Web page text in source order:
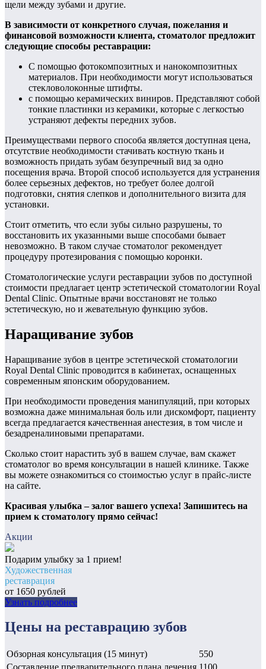
щели между зубами и другие.
В зависимости от конкретного случая, пожелания и
финансовой возможности клиента, стоматолог предложит
следующие способы реставрации:
С помощью фотокомпозитных и нанокомпозитных
материалов. При необходимости могут использоваться
стекловолоконные штифты.
с помощью керамических виниров. Представляют собой
тонкие пластинки из керамики, которые с легкостью
устраняют дефекты передних зубов.
Преимуществами первого способа является доступная цена,
отсутствие необходимости стачивать костную ткань и
возможность придать зубам безупречный вид за одно
посещения врача. Второй способ используется для устранения
более серьезных дефектов, но требует более долгой
подготовки, снятия слепков и дополнительного визита для
установки.
Стоит отметить, что если зубы сильно разрушены, то
восстановить их указанными выше способами бывает
невозможно. В таком случае стоматолог рекомендует
процедуру протезирования с помощью коронки.
Стоматологические услуги реставрации зубов по доступной
стоимости предлагает центр эстетической стоматологии Royal
Dental Clinic. Опытные врачи восстановят не только
эстетическую, но и жевательную функцию зубов.
Наращивание зубов
Наращивание зубов в центре эстетической стоматологии
Royal Dental Clinic проводится в кабинетах, оснащенных
современным японским оборудованием.
При необходимости проведения манипуляций, при которых
возможна даже минимальная боль или дискомфорт, пациенту
всегда предлагается качественная анестезия, в том числе и
безадреналиновыми препаратами.
Сколько стоит нарастить зуб в вашем случае, вам скажет
стоматолог во время консультации в нашей клинике. Также
вы можете ознакомиться со стоимостью услуг в прайс-листе
на сайте.
Красивая улыбка – залог вашего успеха! Запишитесь на
прием к стоматологу прямо сейчас!
Акции
Подарим улыбку за 1 прием!
Художественная
реставрация
от 1650 рублей
Узнать подробнее
Цены на реставрацию зубов
Обзорная консультация (15 минут)
550